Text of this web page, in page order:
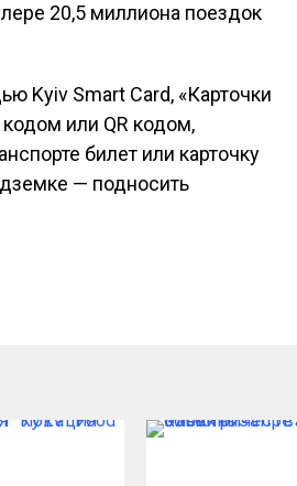
20,5 миллиона поездок
Kyiv Smart Card, «Карточки
кодом или QR кодом,
билет или карточку
— подносить